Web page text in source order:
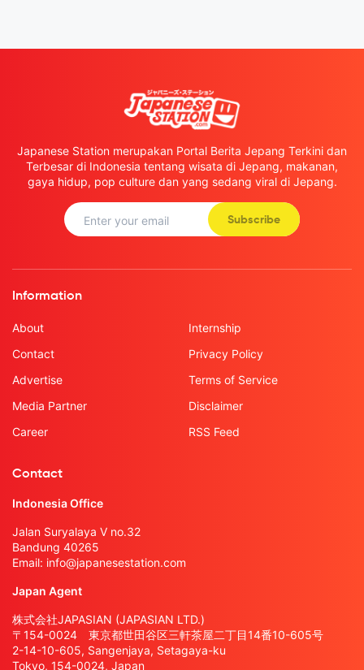
Japanese Station merupakan Portal Berita Jepang Terkini dan
Terbesar di Indonesia tentang wisata di Jepang, makanan,
gaya hidup, pop culture dan yang sedang viral di Jepang.
Subscribe
Information
About
Contact
Advertise
Media Partner
Career
Internship
Privacy Policy
Terms of Service
Disclaimer
RSS Feed
Contact
Indonesia Office
Jalan Suryalaya V no.32
Bandung 40265
Email: info@japanesestation.com
Japan Agent
株式会社JAPASIAN (JAPASIAN LTD.)
〒154-0024 東京都世田谷区三軒茶屋二丁目14番10-605号
2-14-10-605, Sangenjaya, Setagaya-ku
Tokyo, 154-0024, Japan